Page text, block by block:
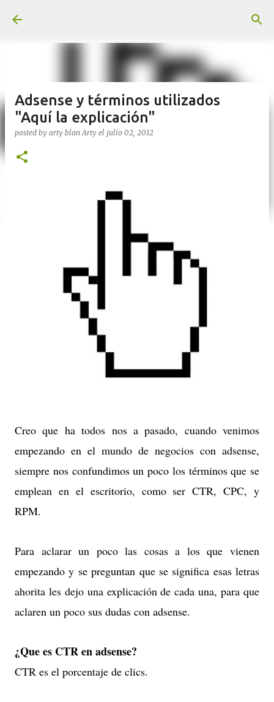
Adsense y términos utilizados
"Aquí la explicación"
posted by arty blanArty el julio 02, 2012
Creo que ha todos nos a pasado, cuando venimos
empezando en el mundo de negocios con adsense,
siempre nos confundimos un poco los términos que se
emplean en el escritorio, como ser CTR, CPC, y
RPM.
Para aclarar un poco las cosas a los que vienen
empezando y se preguntan que se significa esas letras
ahorita les dejo una explicación de cada una, para que
aclaren un poco sus dudas con adsense.
¿Que es CTR en adsense?
CTR es el porcentaje de clics.